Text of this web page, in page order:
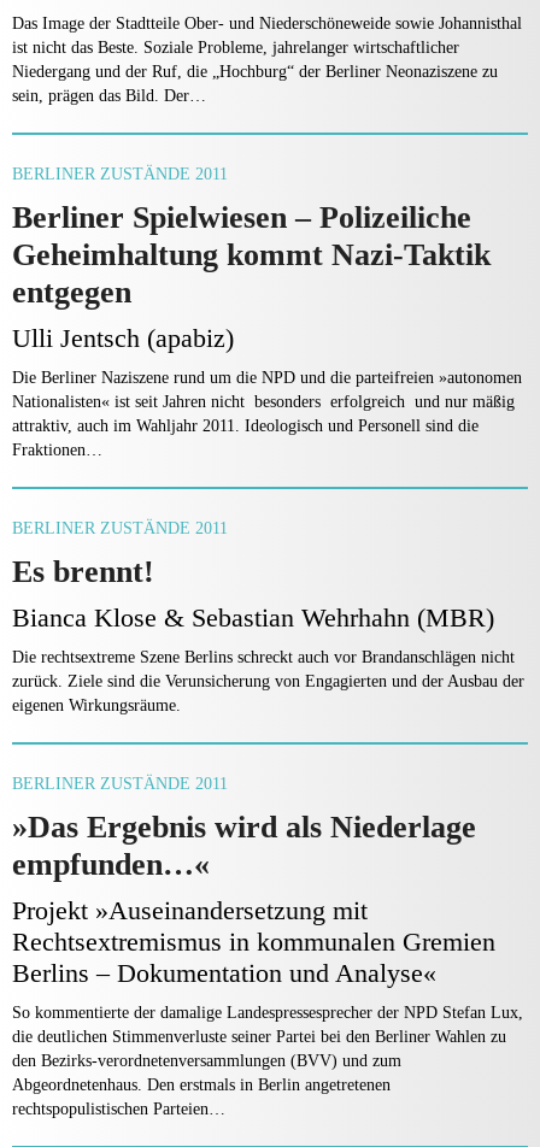
Das Image der Stadtteile Ober- und Niederschöneweide sowie Johannisthal
ist nicht das Beste. Soziale Probleme, jahrelanger wirtschaftlicher
Niedergang und der Ruf, die „Hochburg“ der Berliner Neonaziszene zu
sein, prägen das Bild. Der…
BERLINER ZUSTÄNDE 2011
Berliner Spielwiesen – Polizeiliche
Geheimhaltung kommt Nazi-Taktik
entgegen
Ulli Jentsch (apabiz)
Die Berliner Naziszene rund um die NPD und die parteifreien »autonomen
Nationalisten« ist seit Jahren nicht besonders erfolgreich und nur mäßig
attraktiv, auch im Wahljahr 2011. Ideologisch und Personell sind die
Fraktionen…
BERLINER ZUSTÄNDE 2011
Es brennt!
Bianca Klose & Sebastian Wehrhahn (MBR)
Die rechtsextreme Szene Berlins schreckt auch vor Brandanschlägen nicht
zurück. Ziele sind die Verunsicherung von Engagierten und der Ausbau der
eigenen Wirkungsräume.
BERLINER ZUSTÄNDE 2011
»Das Ergebnis wird als Niederlage
empfunden…«
Projekt »Auseinandersetzung mit
Rechtsextremismus in kommunalen Gremien
Berlins – Dokumentation und Analyse«
So kommentierte der damalige Landespressesprecher der NPD Stefan Lux,
die deutlichen Stimmenverluste seiner Partei bei den Berliner Wahlen zu
den Bezirks-verordnetenversammlungen (BVV) und zum
Abgeordnetenhaus. Den erstmals in Berlin angetretenen
rechtspopulistischen Parteien…